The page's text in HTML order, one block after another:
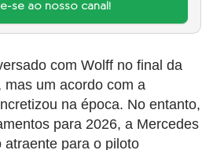
se ao nosso canal!
com Wolff no final da
um acordo com a
na época. No entanto,
para 2026, a Mercedes
atraente para o piloto